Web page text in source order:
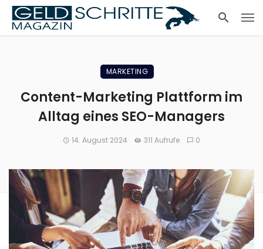
MARKETING
Content-Marketing Plattform im
Alltag eines SEO-Managers
14. August 2024 311 Aufrufe 0